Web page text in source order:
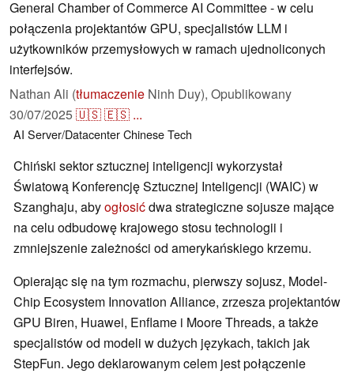
General Chamber of Commerce AI Committee - w celu
połączenia projektantów GPU, specjalistów LLM i
użytkowników przemysłowych w ramach ujednoliconych
interfejsów.
Nathan Ali (tłumaczenie Ninh Duy), Opublikowany
30/07/2025🇺🇸🇪🇸 ...
AI Server/DatacenterChinese Tech
Chiński sektor sztucznej inteligencji wykorzystał
Światową Konferencję Sztucznej Inteligencji (WAIC) w
Szanghaju, abyogłosićdwa strategiczne sojusze mające
na celu odbudowę krajowego stosu technologii i
zmniejszenie zależności od amerykańskiego krzemu.
Opierając się na tym rozmachu, pierwszy sojusz, Model-
Chip Ecosystem Innovation Alliance, zrzesza projektantów
GPU Biren, Huawei, Enflame i Moore Threads, a także
specjalistów od modeli w dużych językach, takich jak
StepFun. Jego deklarowanym celem jest połączenie